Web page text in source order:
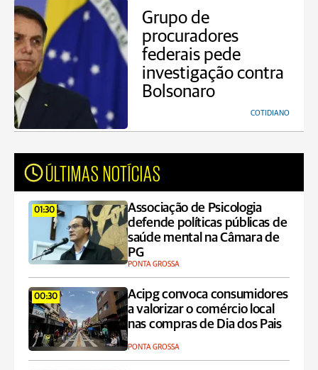
Grupo de
procuradores
federais pede
investigação contra
Bolsonaro
COTIDIANO
ÚLTIMAS NOTÍCIAS
01:30
Associação de Psicologia
defende políticas públicas de
saúde mental na Câmara de
PG
PONTA GROSSA
00:30
Acipg convoca consumidores
a valorizar o comércio local
nas compras de Dia dos Pais
PONTA GROSSA